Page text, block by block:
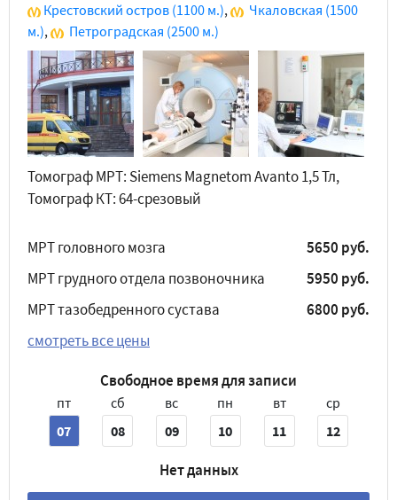
Крестовский остров (1100 м.), Чкаловская (1500
м.), Петроградская (2500 м.)
Томограф МРТ: Siemens Magnetom Avanto 1,5 Тл,
Томограф КТ: 64-срезовый
МРТ головного мозга
5650 руб.
МРТ грудного отдела позвоночника
5950 руб.
МРТ тазобедренного сустава
6800 руб.
смотреть все цены
Свободное время для записи
пт
07
сб
08
вс
09
пн
10
вт
11
ср
12
Нет данных